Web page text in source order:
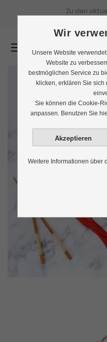
Zu den
Wir
Unsere Website
Website zu
bestmöglichen Service zu
klicken, erklären Sie
Sie können die Cookie-
anpassen. Benutzen Sie
Weitere Informationen über